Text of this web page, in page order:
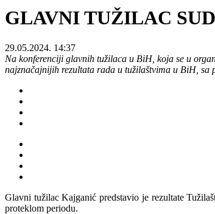
GLAVNI TUŽILAC
29.05.2024. 14:37
Na konferenciji glavnih tužilaca u BiH, koja se u
najznačajnijih rezultata rada u tužilaštvima u BiH,
Glavni tužilac Kajganić predstavio je rezultate
proteklom periodu.